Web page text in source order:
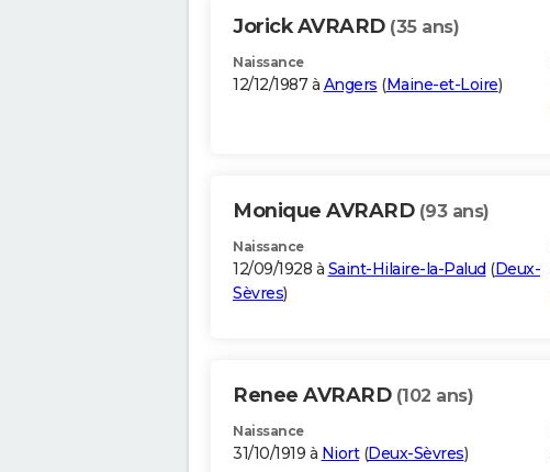
Jorick AVRARD (35 ans)
Naissance
12/12/1987 à Angers (Maine-et-Loire)
Monique AVRARD (93 ans)
Naissance
12/09/1928 à Saint-Hilaire-la-Palud (Deux-
Sèvres)
Renee AVRARD (102 ans)
Naissance
31/10/1919 à Niort(Deux-Sèvres)